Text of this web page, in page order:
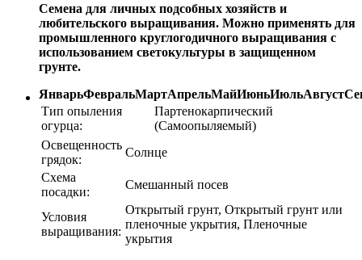
Семена для личных подсобных хозяйств и
любительского выращивания. Можно применять для
промышленного круглогодичного выращивания с
использованием светокультуры в защищенном
грунте.
ЯнварьФевральМартАпрельМайИюньИюльАвгуст
Тип опыления
огурца:
Партенокарпический
(Самоопыляемый)
Освещенность
грядок:
Солнце
Схема
посадки:
Смешанный посев
Условия
выращивания:
Открытый грунт, Открытый грунт или
пленочные укрытия, Пленочные
укрытия